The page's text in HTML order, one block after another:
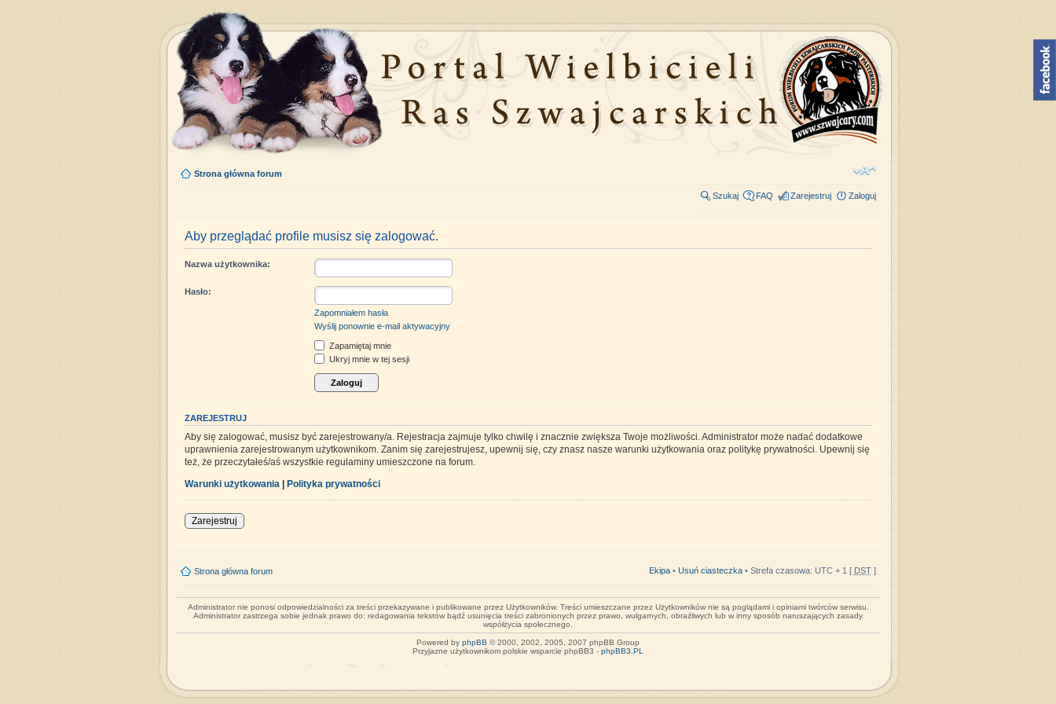
Strona główna forum
Szukaj FAQ Zarejestruj Zaloguj
Aby przeglądać profile musisz się zalogować.
Nazwa użytkownika:
Hasło:
Zapomniałem hasła
Wyślij ponownie e-mail aktywacyjny
Zapamiętaj mnie
Ukryj mnie w tej sesji
ZAREJESTRUJ
Aby się zalogować, musisz być zarejestrowany/a. Rejestracja zajmuje tylko chwilę i znacznie zwiększa Twoje możliwości. Administrator może nadać dodatkowe
uprawnienia zarejestrowanym użytkownikom. Zanim się zarejestrujesz, upewnij się, czy znasz nasze warunki użytkowania oraz politykę prywatności. Upewnij się
też, że przeczytałeś/aś wszystkie regulaminy umieszczone na forum.
Warunki użytkowania | Polityka prywatności
Zarejestruj
Strona główna forum Ekipa• Usuń ciasteczka• Strefa czasowa: UTC + 1 [ DST]
Administrator nie ponosi odpowiedzialności za treści przekazywane i publikowane przez Użytkowników. Treści umieszczane przez Użytkowników nie są poglądami i opiniami twórców serwisu.
Administrator zastrzega sobie jednak prawo do: redagowania tekstów bądź usunięcia treści zabronionych przez prawo, wulgarnych, obraźliwych lub w inny sposób naruszających zasady
współżycia społecznego.
Powered by phpBB © 2000, 2002, 2005, 2007 phpBB Group
Przyjazne użytkownikom polskie wsparcie phpBB3 - phpBB3.PL